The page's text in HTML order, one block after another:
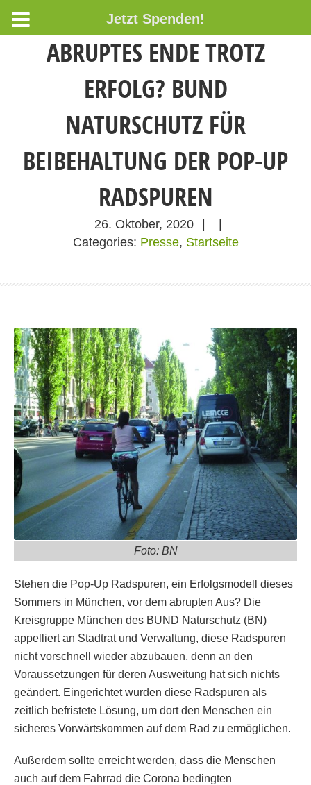
ABRUPTES ENDE TROTZ
ERFOLG? BUND
NATURSCHUTZ FÜR
BEIBEHALTUNG DER POP-UP
RADSPUREN
26. Oktober, 2020
Categories: Presse, Startseite
Foto: BN
Stehen die Pop-Up Radspuren, ein Erfolgsmodell dieses
Sommers in München, vor dem abrupten Aus? Die
Kreisgruppe München des BUND Naturschutz (BN)
appelliert an Stadtrat und Verwaltung, diese Radspuren
nicht vorschnell wieder abzubauen, denn an den
Voraussetzungen für deren Ausweitung hat sich nichts
geändert. Eingerichtet wurden diese Radspuren als
zeitlich befristete Lösung, um dort den Menschen ein
sicheres Vorwärtskommen auf dem Rad zu ermöglichen.
Außerdem sollte erreicht werden, dass die Menschen
auch auf dem Fahrrad die Corona bedingten
Jetzt Spenden!